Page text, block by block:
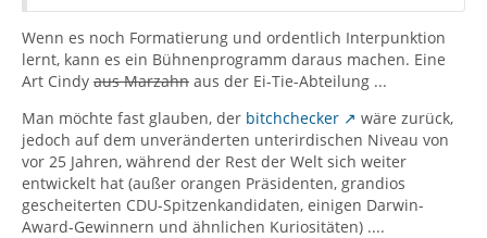
Wenn es noch Formatierung und ordentlich Interpunktion
lernt, kann es ein Bühnenprogramm daraus machen. Eine
Art Cindy aus Marzahn aus der Ei-Tie-Abteilung ...
Man möchte fast glauben, der bitchchecker
wäre zurück,
jedoch auf dem unveränderten unterirdischen Niveau von
vor 25 Jahren, während der Rest der Welt sich weiter
entwickelt hat (außer orangen Präsidenten, grandios
gescheiterten CDU-Spitzenkandidaten, einigen Darwin-
Award-Gewinnern und ähnlichen Kuriositäten) ....